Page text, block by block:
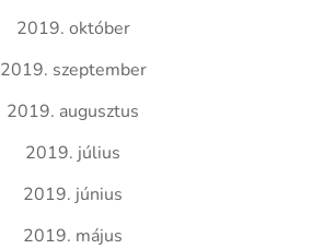
2019. október
2019. szeptember
2019. augusztus
2019. július
2019. június
2019. május